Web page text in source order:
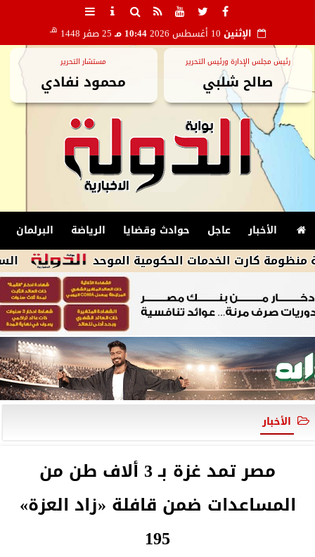
الإثنين 10:44 مـ 25 صفر 1448 هـ
رئيس مجلس الإدارة ورئيس التحرير
صالح شلبي
مستشار التحرير
محمود نفادي
الأخبار عاجل حوادث وقضايا الرياضة البرلمان
السجن 5 سنوات للمتهمة بقتل عريسها بسبب تحضير الطعام فى المرج الخدمات الحكومية الموحد
الأخبار
مصر تمد غزة بـ 3 ألاف طن من
المساعدات ضمن قافلة «زاد العزة»
195